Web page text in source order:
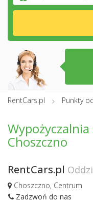
RentCars.pl Punkty
Choszczno
RentCars.pl
Choszczno, Centrum
Zadzwoń do nas